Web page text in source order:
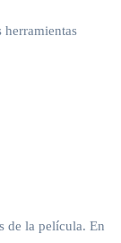
herramientas
de la película. En